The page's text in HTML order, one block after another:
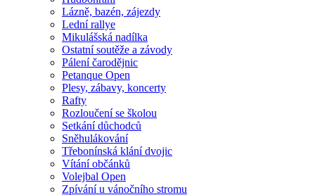
Lázně, bazén, zájezdy
Lední rallye
Mikulášská nadílka
Ostatní soutěže a závody
Pálení čarodějnic
Petanque Open
Plesy, zábavy, koncerty
Rafty
Rozloučení se školou
Setkání důchodců
Sněhulákování
Třebonínská klání dvojic
Vítání občánků
Volejbal Open
Zpívání u vánočního stromu